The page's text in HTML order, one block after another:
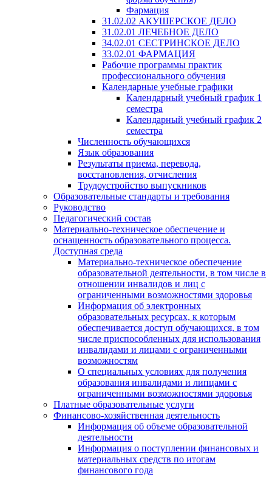
Фармация
31.02.02 АКУШЕРСКОЕ ДЕЛО
31.02.01 ЛЕЧЕБНОЕ ДЕЛО
34.02.01 СЕСТРИНСКОЕ ДЕЛО
33.02.01 ФАРМАЦИЯ
Рабочие программы практик
профессионального обучения
Календарные учебные графики
Календарный учебный график 1
семестра
Календарный учебный график 2
семестра
Численность обучающихся
Язык образования
Результаты приема, перевода,
восстановления, отчисления
Трудоустройство выпускников
Образовательные стандарты и требования
Руководство
Педагогический состав
Материально-техническое обеспечение и
оснащенность образовательного процесса.
Доступная среда
Материально-техническое обеспечение
образовательной деятельности, в том числе в
отношении инвалидов и лиц с
ограниченными возможностями здоровья
Информация об электронных
образовательных ресурсах, к которым
обеспечивается доступ обучающихся, в том
числе приспособленных для использования
инвалидами и лицами с ограниченными
возможностям
О специальных условиях для получения
образования инвалидами и липцами с
ограниченными возможностями здоровья
Платные образовательные услуги
Финансово-хозяйственная деятельность
Информация об объеме образовательной
деятельности
Информация о поступлении финансовых и
материальных средств по итогам
финансового года